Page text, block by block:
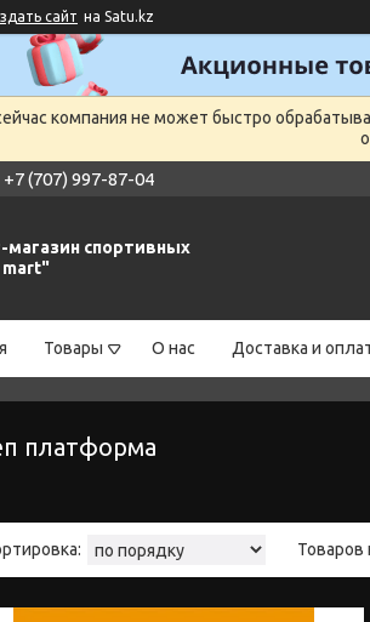
сайт на Satu.kz
компания не может быстро
+7 (707) 997-87-04
магазин спортивных
mart"
Товары О нас Доставка и
платформа